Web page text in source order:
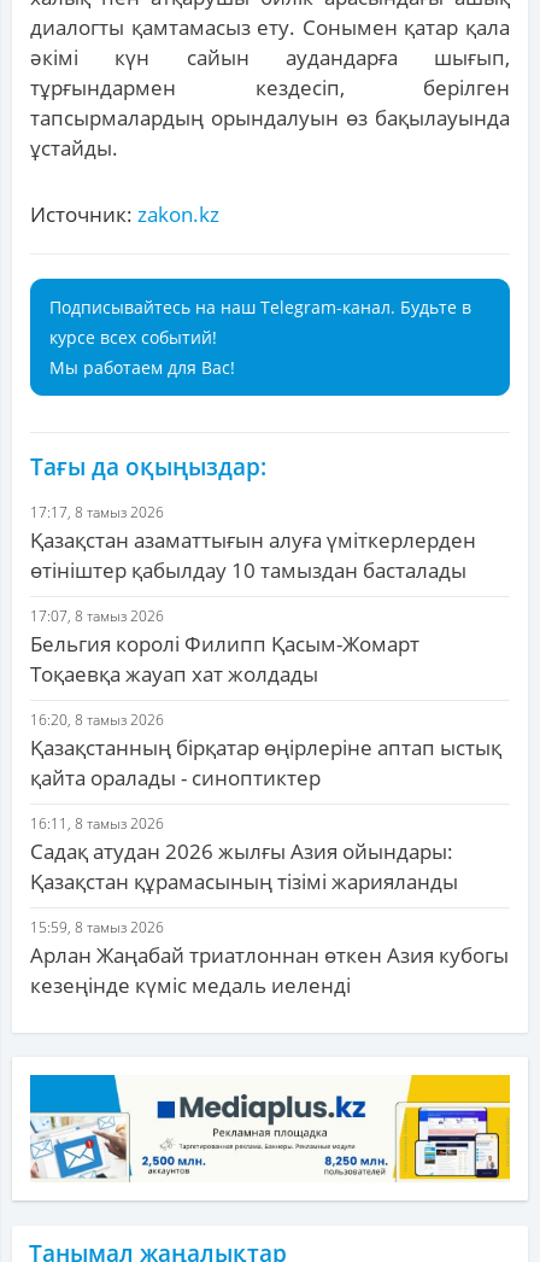
диалогты қамтамасыз ету. Сонымен қатар қала
әкімі күн сайын аудандарға шығып,
тұрғындармен кездесіп, берілген
тапсырмалардың орындалуын өз бақылауында
ұстайды.
Источник: zakon.kz
Подписывайтесь на наш Telegram-канал. Будьте в
курсе всех событий!
Мы работаем для Вас!
Тағы да оқыңыздар:
17:17, 8 тамыз 2026
Қазақстан азаматтығын алуға үміткерлерден
өтініштер қабылдау 10 тамыздан басталады
17:07, 8 тамыз 2026
Бельгия королі Филипп Қасым-Жомарт
Тоқаевқа жауап хат жолдады
16:20, 8 тамыз 2026
Қазақстанның бірқатар өңірлеріне аптап ыстық
қайта оралады - синоптиктер
16:11, 8 тамыз 2026
Садақ атудан 2026 жылғы Азия ойындары:
Қазақстан құрамасының тізімі жарияланды
15:59, 8 тамыз 2026
Арлан Жаңабай триатлоннан өткен Азия кубогы
кезеңінде күміс медаль иеленді
Танымал жаңалықтар